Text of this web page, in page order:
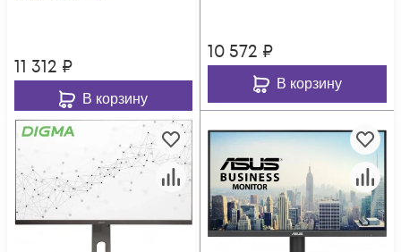
11 312 ₽
В корзину
10 572 ₽
В корзину